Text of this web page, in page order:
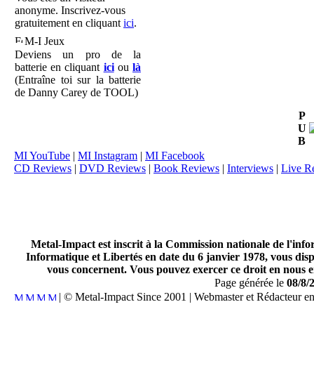
anonyme. Inscrivez-vous
gratuitement en cliquant ici.
M-I Jeux
Deviens un pro de la
batterie en cliquant icioulà
(Entraîne toi sur la batterie
de Danny Carey de TOOL)
P
U
B
MI YouTube | MI Instagram | MI Facebook
CD Reviews | DVD Reviews | Book Reviews | Interviews | Live
Metal-Impact est inscrit à la Commission nationale de
Informatique et Libertés en date du 6 janvier 1978, vous
vous concernent. Vous pouvez exercer ce droit en
Page générée le 08/8/
| © Metal-Impact Since 2001 | Webmaster et Rédacteur